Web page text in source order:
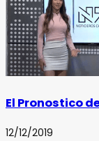
El Pronostico
12/12/2019